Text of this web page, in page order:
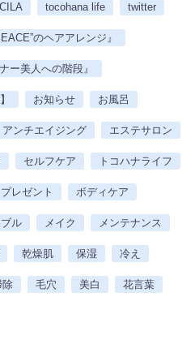
tocohana life twitter
のヘアアレンジ』
ー美人への階段』
お知らせ お風呂
アンチエイジング エステサロン
セルフケア トコハナライフ
プレゼント ボディケア
ル メイク メンテナンス
乾燥肌 保湿 冷え
除 毛穴 美白 花言葉